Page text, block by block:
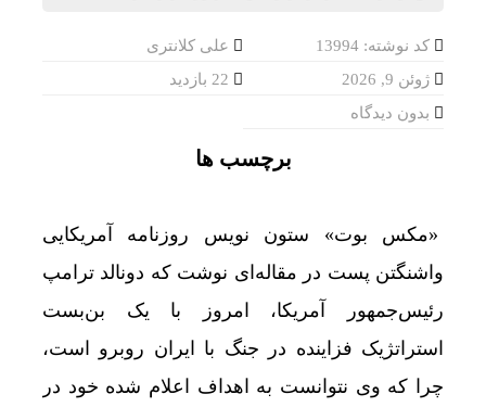
کد نوشته: 13994
علی کلانتری
ژوئن 9, 2026
بدون دیدگاه
برچسب ها
«مکس بوت» ستون نویس روزنامه آمریکایی
واشنگتن پست در مقاله‌ای نوشت که دونالد ترامپ
رئیس‌جمهور آمریکا، امروز با یک بن‌بست
استراتژیک فزاینده در جنگ با ایران روبرو است،
چرا که وی نتوانست به اهداف اعلام شده خود در